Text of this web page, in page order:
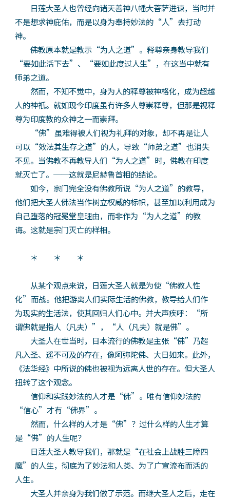
日莲大圣人也曾经向诸天善神八幡大菩萨进谏，当时并
不是想求神庇佑，而是以身为奉持妙法的“人”去打动
神。
佛教原本就是教示“为人之道”。释尊亲身教导我们
“要如此活下去”、“要如此度过人生”，在这当中就有
师弟之道。
然而，不知不觉中，身为人的释尊被神格化，成为超越
人的神祇。就如现今印度虽有许多人尊崇释尊，但那是视释
尊为印度教的众神之一而崇拜。
“佛”虽难得被人们视为礼拜的对象，却不再是让人
可以“效法其生存之道”的人，导致“师弟之道”也消失
不见。当佛教不再教导人们“为人之道”时，佛教在印度
就灭亡了。──这就是尼赫鲁首相的结论。
如今，宗门完全没有佛教所说“为人之道”的教导，
他们把大圣人佛法当作树立权威的标帜，甚至加以利用成为
自己堕落的冠冕堂皇理由，而非作为“为人之道”的教
诲。这就是宗门灭亡的样相。
＊ ＊ ＊
从某个观点来说，日莲大圣人就是为使“佛教人性
化”而战。他把游离人们实际生活的佛教，教导给人们作
为现实的生活法，使其回归人们心中。并大声疾呼：“所
谓佛就是指人（凡夫）”，“人（凡夫）就是佛”。
大圣人在世当时，日本流行的佛教是主张“佛”乃超
凡入圣、遥不可及的存在，像阿弥陀佛、大日如来。此外，
《法华经》中所说的佛也被视为远离人世的存在。但大圣人
扭转了这个观念。
信仰和实践妙法的人才是“佛”。唯有信仰妙法的
“信心”才有“佛界”。
然而，什么样的人才是“佛”？过什么样的人生才算
是“佛”的人生呢？
日莲大圣人教导我们，那就是“在社会上战胜三障四
魔”的人生，彻底为了妙法和人类、为了广宣流布而活的
人生。
大圣人并亲身为我们做了示范。而继大圣人之后，走在